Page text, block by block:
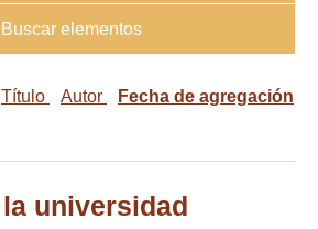
Buscar elementos
Título Autor Fecha de agregación
universidad